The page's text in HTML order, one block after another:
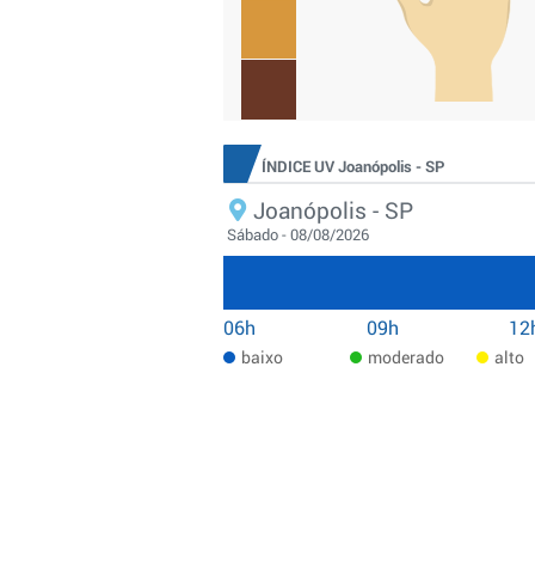
ÍNDICE UV Joanópolis - SP
Joanópolis - SP
Sábado - 08/08/2026
06h 09h
baixo moderado alto